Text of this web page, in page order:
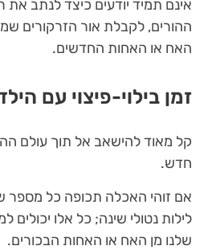
אינם תמיד יודעים כיצד לנתב את
ההורים, לקבלת אור הזרקורים
האח או האחות החדשים.
זמן בילוי-פיצוי עם
קל מאוד להישאב אל תוך עולם
חדש.
אם זוהי האכלה תכופה כל מספר
לילות נטולי שינה; כל אלו
שלנו מן האח או האחות הבכורים.